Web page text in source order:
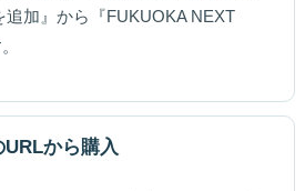
追加』から『FUKUOKA NEXT
から購入